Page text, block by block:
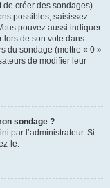
de créer des sondages).
possibles, saisissez
pouvez aussi indiquer
lors de son vote dans
du sondage (mettre « 0 »
de modifier leur
sondage ?
par l’administrateur. Si
le.